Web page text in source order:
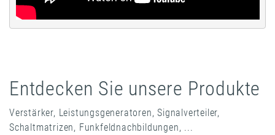
Entdecken Sie unsere Produkte
Verstärker, Leistungsgeneratoren, Signalverteiler,
Schaltmatrizen, Funkfeldnachbildungen, ...